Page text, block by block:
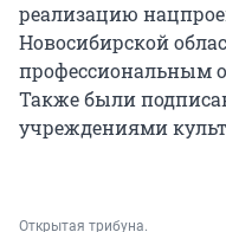
реализацию
Новосибирской
профессиональным
Также были
учреждениями
Открытая трибуна.